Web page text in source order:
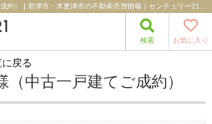
検索 お気に入り
戻る
（中古一戸建てご成約）